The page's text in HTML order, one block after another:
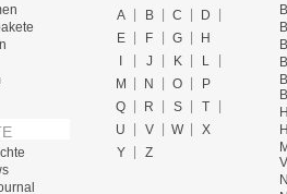
A B C
D
E
F G
H
I
J K
L
M
N O
P
Q
R S
T
U
V W
X
Y
Z